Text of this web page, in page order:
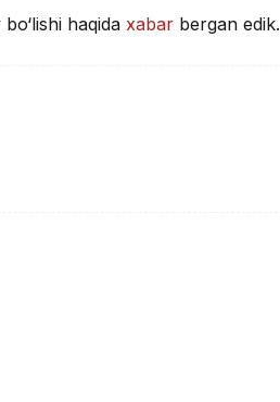
haqida xabar bergan edik.